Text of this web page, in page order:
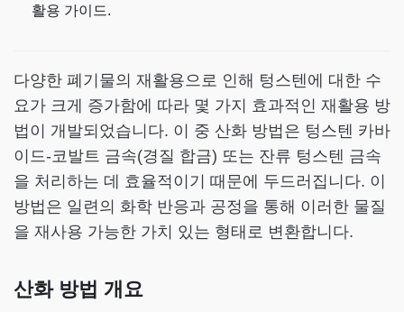
활용 가이드.
다양한 폐기물의 재활용으로 인해 텅스텐에 대한 수
요가 크게 증가함에 따라 몇 가지 효과적인 재활용 방
법이 개발되었습니다. 이 중 산화 방법은 텅스텐 카바
이드-코발트 금속(경질 합금) 또는 잔류 텅스텐 금속
을 처리하는 데 효율적이기 때문에 두드러집니다. 이
방법은 일련의 화학 반응과 공정을 통해 이러한 물질
을 재사용 가능한 가치 있는 형태로 변환합니다.
산화 방법 개요